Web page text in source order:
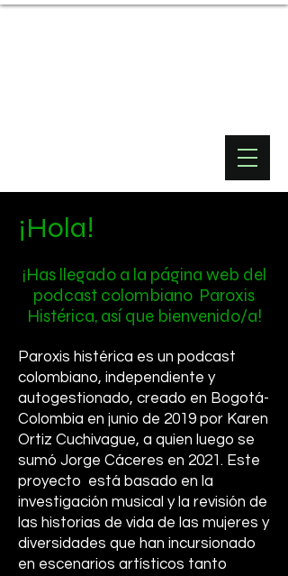
¡Hola!
¡Has llegado a la página web del
podcast colombiano Paroxis
Histérica, así que bienvenido/a!
Paroxis histérica es un podcast
colombiano, independiente y
autogestionado, creado en Bogotá-
Colombia en junio de 2019 por Karen
Ortiz Cuchivague, a quien luego se
sumó Jorge Cáceres en 2021. Este
proyecto está basado en la
investigación musical y la revisión de
las historias de vida de las mujeres y
diversidades que han incursionado
en escenarios artísticos tanto